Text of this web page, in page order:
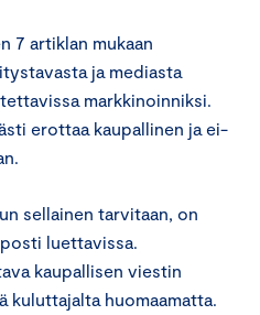
7 artiklan mukaan
ja mediasta
markkinoinniksi.
erottaa kaupallinen ja ei-
sellainen tarvitaan, on
luettavissa.
kaupallisen viestin
kuluttajalta huomaamatta.